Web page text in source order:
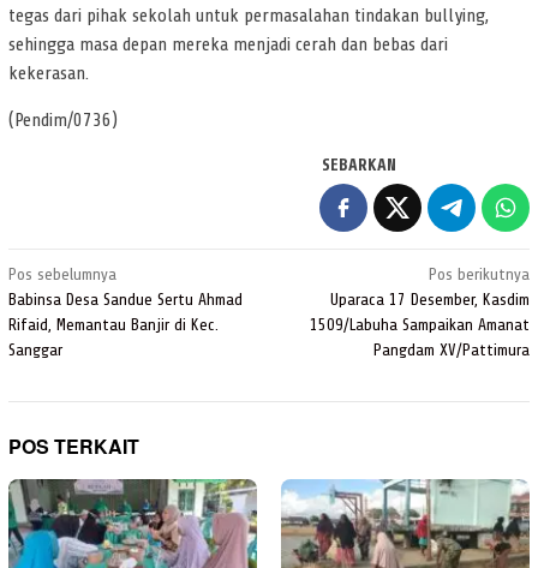
tegas dari pihak sekolah untuk permasalahan tindakan bullying,
sehingga masa depan mereka menjadi cerah dan bebas dari
kekerasan.
(Pendim/0736)
SEBARKAN
Navigasi
pos
Pos sebelumnya
Babinsa Desa Sandue Sertu Ahmad
Rifaid, Memantau Banjir di Kec.
Sanggar
Pos berikutnya
Uparaca 17 Desember, Kasdim
1509/Labuha Sampaikan Amanat
Pangdam XV/Pattimura
POS TERKAIT